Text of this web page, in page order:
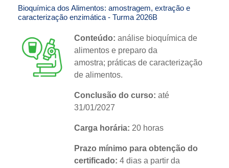
Bioquímica dos Alimentos: amostragem, extração e
caracterização enzimática - Turma 2026B
Conteúdo: análise bioquímica de
alimentos e preparo da
amostra; práticas de caracterização
de alimentos.
Conclusão do curso: até
31/01/2027
Carga horária: 20 horas
Prazo mínimo para obtenção do
certificado: 4 dias a partir da